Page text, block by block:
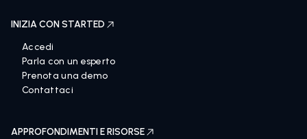
INIZIA CON STARTED
Accedi
Parla con un esperto
Prenota una demo
Contattaci
APPROFONDIMENTI E RISORSE